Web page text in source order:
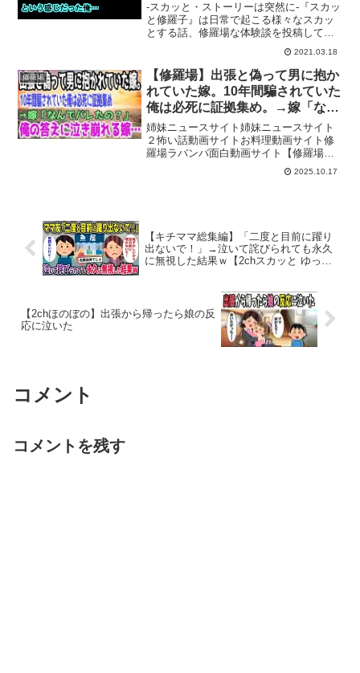
‐スカッと・ストーリーは突然に-『スカッ
と修羅子』は日常で起こる様々なスカッ
とする話、修羅場な体験談を投稿してお
ります。ときには感動する話、泣ける
話、恋愛話、怖い話、背筋がゾッとする
話も投稿いたします5分ほどの短時間のも
のですのでサクッとス...
2021.03.18
修羅場
【修羅場】出張と偽って男に抱か
れていた嫁。10年間騙されていた
俺は必死に証拠集め。→嫁「なん
でバレたの？」俺の答えに泣き崩
れる嫁…
姉妹ニュースサイト姉妹ニュースサイト
２怖い話動画サイトお料理動画サイト修
羅場ラバンバ面白動画サイト【修羅場】
出張と偽って男に抱かれていた嫁。10年
間騙されていた俺は必死に証拠集め。→
2025.10.17
【キチママ総集編】「二度と目前に躍り
出ないで！」→泣いて詫びられても永久
に無視した結果ｗ【2chスカッと ゆっく
【2chほのぼの】出張から帰ったら娘の反
応に泣いた
コメント
コメントを残す